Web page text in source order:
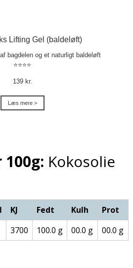
Lifting Gel (baldeløft)
bagdelen og et naturligt baldeløft
⭐⭐⭐⭐
139 kr.
Læs mere >
Kokosolie
KJ Fedt Kulh
Prot
3700 100.0 g 00.0 g 00.0 g